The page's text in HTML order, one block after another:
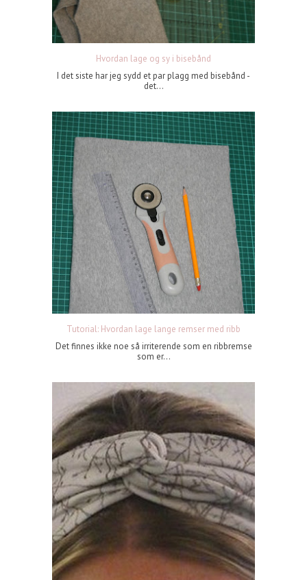
Hvordan lage og sy i bisebånd
I det siste har jeg sydd et par plagg med bisebånd -
det...
Tutorial: Hvordan lage lange remser med ribb
Det finnes ikke noe så irriterende som en ribbremse
som er...